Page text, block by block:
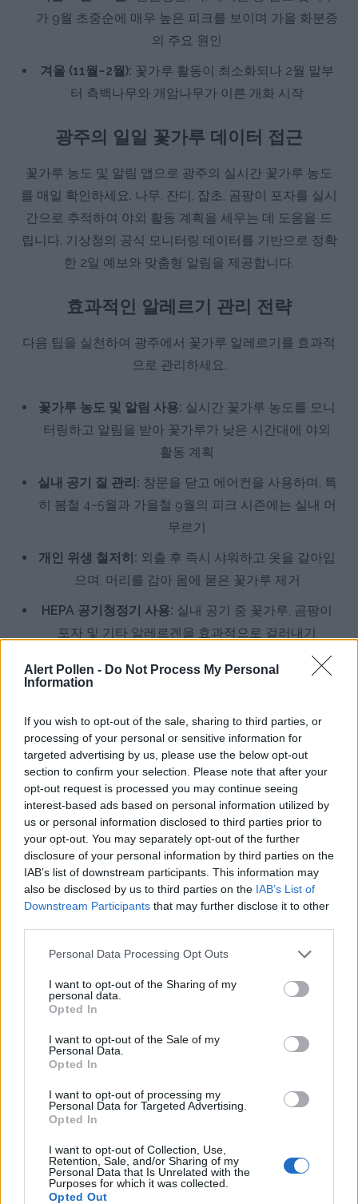
Alert Pollen - Do Not Process My Personal
Information
If you wish to opt-out of the sale, sharing to third parties, or
processing of your personal or sensitive information for
targeted advertising by us, please use the below opt-out
section to confirm your selection. Please note that after your
opt-out request is processed you may continue seeing
interest-based ads based on personal information utilized by
us or personal information disclosed to third parties prior to
your opt-out. You may separately opt-out of the further
disclosure of your personal information by third parties on the
IAB’s list of downstream participants. This information may
also be disclosed by us to third parties on the IAB’s List of
Downstream Participants that may further disclose it to other
Personal Data Processing Opt Outs
I want to opt-out of the Sharing of my
personal data.
Opted In
I want to opt-out of the Sale of my
Personal Data.
Opted In
I want to opt-out of processing my
Personal Data for Targeted Advertising.
Opted In
I want to opt-out of Collection, Use,
Retention, Sale, and/or Sharing of my
Personal Data that Is Unrelated with the
Purposes for which it was collected.
Opted Out
가 9월 초중순에 매우 높은 피크를 보이며 가을 화분증
의 주요 원인
겨울 (11월~2월): 꽃가루 활동이 최소화되나 2월 말부
터 측백나무와 개암나무가 이른 개화 시작
광주의 일일 꽃가루 데이터 접근
꽃가루 농도 및 알림 앱으로 광주의 실시간 꽃가루 농도
를 매일 확인하세요. 나무, 잔디, 잡초, 곰팡이 포자를 실시
간으로 추적하여 야외 활동 계획을 세우는 데 도움을 드
립니다. 기상청의 공식 모니터링 데이터를 기반으로 정확
한 2일 예보와 맞춤형 알림을 제공합니다.
효과적인 알레르기 관리 전략
다음 팁을 실천하여 광주에서 꽃가루 알레르기를 효과적
으로 관리하세요.
꽃가루 농도 및 알림 사용: 실시간 꽃가루 농도를 모니
터링하고 알림을 받아 꽃가루가 낮은 시간대에 야외
활동 계획
실내 공기 질 관리: 창문을 닫고 에어컨을 사용하며, 특
히 봄철 4~5월과 가을철 9월의 피크 시즌에는 실내 머
무르기
개인 위생 철저히: 외출 후 즉시 샤워하고 옷을 갈아입
으며, 머리를 감아 몸에 묻은 꽃가루 제거
HEPA 공기청정기 사용: 실내 공기 중 꽃가루, 곰팡이
포자 및 기타 알레르겐을 효과적으로 걸러내기
알레르기 전문의 상담:
지속적이거나 심한 증상이 있
을 경우 전문의와 상담하여 피부반응검사 및 맞춤 치
꽃가루 농도 및 알림 앱으로 알레르기 관
리 강화
꽃가루 농도 및 알림 앱은 광주 지역 맞춤형 기능으로 알
레르기 관리를 한층 더 쉽게 만듭니다.
치 기반으로 정확하게 제공
한 개인 맞춤 알림 설정으로 사전 대비
정확한 예보:기상청 공식 데이터 기반 2일 꽃가루 예